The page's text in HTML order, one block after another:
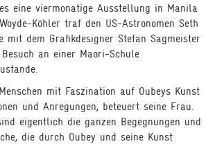
eine viermonatige Ausstellung in Manila
Köhler traf den US-Astronomen Seth
mit dem Grafikdesigner Stefan Sagmeister
an einer Maori-Schule
mit Faszination auf Oubeys Kunst
und Anregungen, beteuert seine Frau.
eigentlich die ganzen Begegnungen und
die durch Oubey und seine Kunst